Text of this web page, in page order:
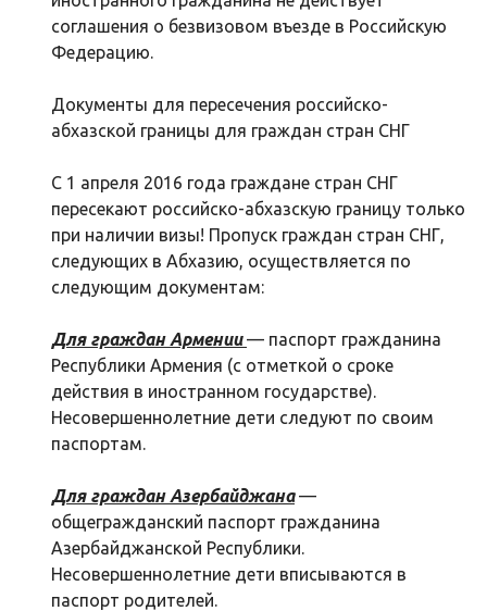
соглашения о безвизовом въезде в Российскую
Федерацию.
Документы для пересечения российско-
абхазской границы для граждан стран СНГ
С 1 апреля 2016 года граждане стран СНГ
пересекают российско-абхазскую границу только
при наличии визы! Пропуск граждан стран СНГ,
следующих в Абхазию, осуществляется по
следующим документам:
Для граждан Армении — паспорт гражданина
Республики Армения (с отметкой о сроке
действия в иностранном государстве).
Несовершеннолетние дети следуют по своим
паспортам.
Для граждан Азербайджана—
общегражданский паспорт гражданина
Азербайджанской Республики.
Несовершеннолетние дети вписываются в
паспорт родителей.